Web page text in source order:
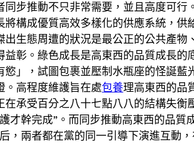
步推動不只非常需要，並且高度可
構成優質高效多樣化的供應系統，
生態周遭的狀況是最公正的公共產
彰。綠色成長是高東西的品質成長
」，試圖包裹並壓制水瓶座的怪誕
。高程度維護旨在處包養理高東西的品
承受百分之八十七點八八的結構失
幹完成”。而同步推動高東西的品質
，兩者都在黨的同一引導下演進互動